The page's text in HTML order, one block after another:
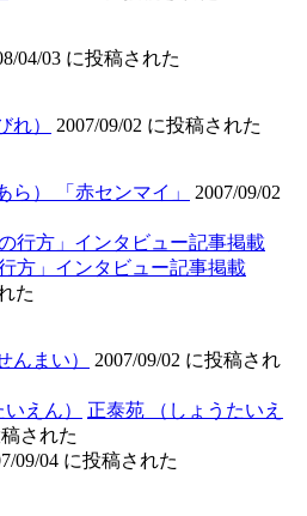
04/03 に投稿された
れ） 2007/09/02 に投稿された
ら） 「赤センマイ」
2007/09/02
方」インタビュー記事掲載
た
んまい）
2007/09/02 に投稿され
正泰苑 （しょうたいえ
された
09/04 に投稿された